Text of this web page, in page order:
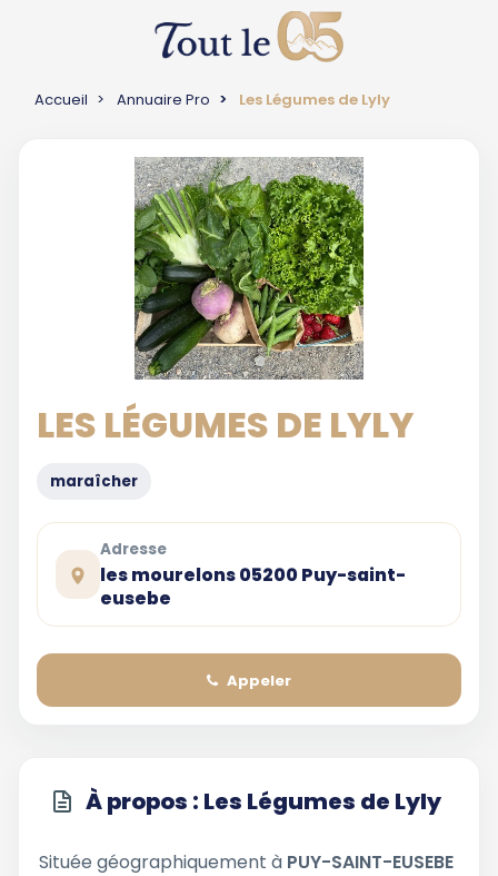
Accueil Annuaire Pro Les Légumes de Lyly
LES LÉGUMES DE LYLY
maraîcher
Adresse
les mourelons 05200 Puy-saint-
eusebe
Appeler
À propos : Les Légumes de Lyly
Située géographiquement à PUY-SAINT-EUSEBE